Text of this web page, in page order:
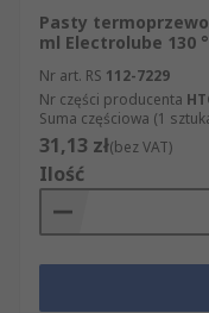
Pasty
ml Electrolube 130
Nr art. RS 112-7229
Nr części producenta
Suma częściowa (1
31,13 zł(bez VAT)
Ilość